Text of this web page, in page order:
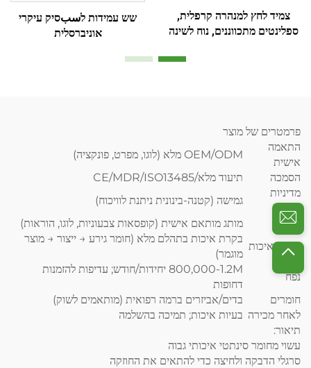
צמיד לחץ למנהרה קרפלית,
ספלינטים מתכווננים, נוח לשינה
שש עמידות לسبסיק עיקרי
אוניברסלית
פרמטרים של מוצר
התאמה
אישית
OEM/ODM מלא (לוגו, מפרט, פונקציה)
הסמכה
תיעוד מלא/CE/MDR/ISO13485
מדיניות
MOQ
גמישה (קטנה-בינונית ניתנת לוויכוח)
תבנית
מותג מותאם אישית (קופסאות צבעוניות, לוגו, הוראות)
בקרת איכות
בקרת איכות בתהלם מלא (חומר גירע → ייצור → מוצר
מוגמר)
נפח
800,000-1.2M יחידות/חודש; עדיפות להזמנות
דחופות
חומרים
בדים/אביזרים ברמה רפואית (מותאמים לשוק)
לאחר מכירה בעיות איכות; תמיכה בהשלמה
תיאור:
עשוי מחומר סינתטי איכותי גבוה
סרגלי הדבקה ולחיצה כדי להתאים את החוזקה